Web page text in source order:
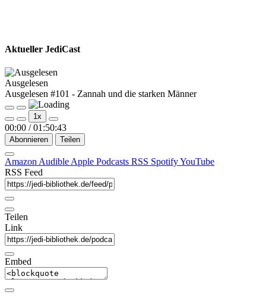
Aktueller JediCast
Ausgelesen
Ausgelesen #101 - Zannah und die starken Männer
Play
Episode
Pause
Episode
1x
00:00 / 01:50:43
Abonnieren Teilen
Amazon Audible Apple Podcasts RSS SpotifyYouTube
RSS Feed
Teilen
Link
Embed